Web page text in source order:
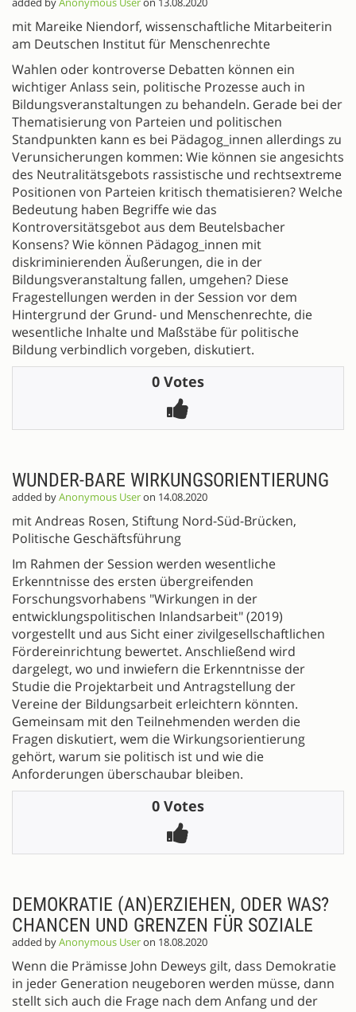
mit Mareike Niendorf, wissenschaftliche Mitarbeiterin
am Deutschen Institut für Menschenrechte
Wahlen oder kontroverse Debatten können ein
wichtiger Anlass sein, politische Prozesse auch in
Bildungsveranstaltungen zu behandeln. Gerade bei der
Thematisierung von Parteien und politischen
Standpunkten kann es bei Pädagog_innen allerdings zu
Verunsicherungen kommen: Wie können sie angesichts
des Neutralitätsgebots rassistische und rechtsextreme
Positionen von Parteien kritisch thematisieren? Welche
Bedeutung haben Begriffe wie das
Kontroversitätsgebot aus dem Beutelsbacher
Konsens? Wie können Pädagog_innen mit
diskriminierenden Äußerungen, die in der
Bildungsveranstaltung fallen, umgehen? Diese
Fragestellungen werden in der Session vor dem
Hintergrund der Grund- und Menschenrechte, die
wesentliche Inhalte und Maßstäbe für politische
Bildung verbindlich vorgeben, diskutiert.
0 Votes
WUNDER-BARE WIRKUNGSORIENTIERUNG
added byAnonymous Useron 14.08.2020
mit Andreas Rosen, Stiftung Nord-Süd-Brücken,
Politische Geschäftsführung
Im Rahmen der Session werden wesentliche
Erkenntnisse des ersten übergreifenden
Forschungsvorhabens "Wirkungen in der
entwicklungspolitischen Inlandsarbeit" (2019)
vorgestellt und aus Sicht einer zivilgesellschaftlichen
Fördereinrichtung bewertet. Anschließend wird
dargelegt, wo und inwiefern die Erkenntnisse der
Studie die Projektarbeit und Antragstellung der
Vereine der Bildungsarbeit erleichtern könnten.
Gemeinsam mit den Teilnehmenden werden die
Fragen diskutiert, wem die Wirkungsorientierung
gehört, warum sie politisch ist und wie die
Anforderungen überschaubar bleiben.
0 Votes
DEMOKRATIE (AN)ERZIEHEN, ODER WAS?
CHANCEN UND GRENZEN FÜR SOZIALE
added byAnonymous Useron 18.08.2020
Wenn die Prämisse John Deweys gilt, dass Demokratie
in jeder Generation neugeboren werden müsse, dann
stellt sich auch die Frage nach dem Anfang und der